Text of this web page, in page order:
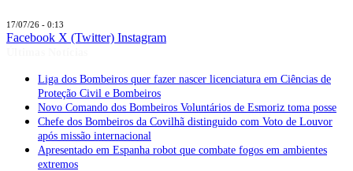
17/07/26 - 0:13
Facebook X (Twitter) Instagram
Liga dos Bombeiros quer fazer nascer licenciatura em Ciências de
Proteção Civil e Bombeiros
Novo Comando dos Bombeiros Voluntários de Esmoriz toma posse
Chefe dos Bombeiros da Covilhã distinguido com Voto de Louvor
após missão internacional
Apresentado em Espanha robot que combate fogos em ambientes
extremos